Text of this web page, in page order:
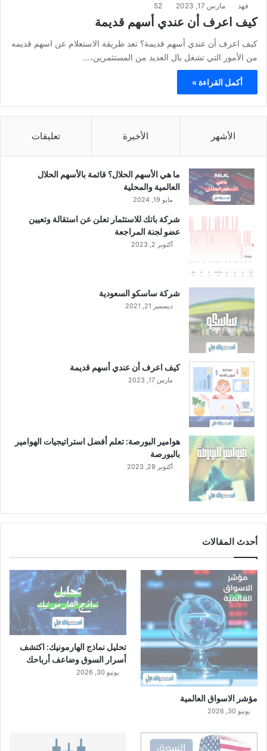
فهد مارس 17, 2023 52
كيف اعرف أن عندي أسهم قديمة
كيف اعرف أن عندي أسهم قديمة؟ تعد طريقة الاستعلام عن اسهم قديمه
من الأمور التي تشغل بال العديد من المستثمرين،…
أكمل القراءة »
الأشهر الأخيرة تعليقات
ما هي الأسهم الحلال؟ قائمة بالأسهم الحلال
العالمية والمحلية
مايو 19, 2024
شركة باتك للاستثمار تعلن عن استقالة وتعيين
عضو لجنة المراجعة
أكتوبر 2, 2023
شركة ساسكو السعودية
ديسمبر 21, 2021
كيف اعرف أن عندي أسهم قديمة
مارس 17, 2023
هوامير البورصة: تعلم أفضل استراتيجيات الهوامير
بالبورصة
أكتوبر 28, 2023
أحدث المقالات
مؤشر الاسواق العالمية
يونيو 30, 2026
تحليل نماذج الهارمونيك: اكتشف
أسرار السوق وضاعف أرباحك
يونيو 30, 2026